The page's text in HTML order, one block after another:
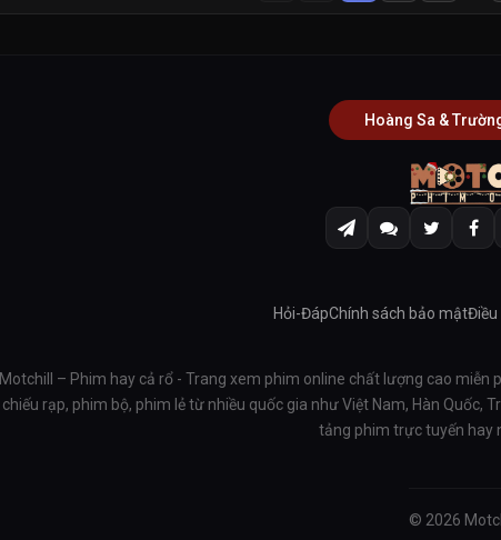
Hoàng Sa &
Hỏi-ĐápChính sách bảo mậtĐiều
Motchill – Phim hay cả rổ - Trang xem phim online chất lượng cao miễn
chiếu rạp, phim bộ, phim lẻ từ nhiều quốc gia như Việt Nam, Hàn Quốc,
tảng phim trực tuyến hay
© 2026